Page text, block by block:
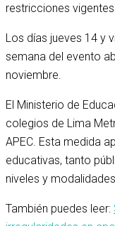
restricciones vigentes.
Los días jueves 14 y
semana del evento
noviembre.
El Ministerio de
colegios de Lima
APEC. Esta medida
educativas, tanto
niveles y
También puedes leer: